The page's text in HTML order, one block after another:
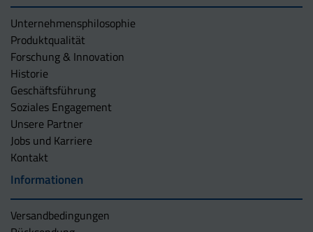
Unternehmens­philosophie
Produktqualität
Forschung & Innovation
Historie
Geschäftsführung
Soziales Engagement
Unsere Partner
Jobs und Karriere
Kontakt
Informationen
Versandbedingungen